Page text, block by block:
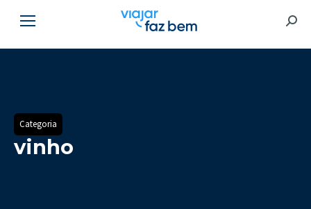
Categoria
vinho